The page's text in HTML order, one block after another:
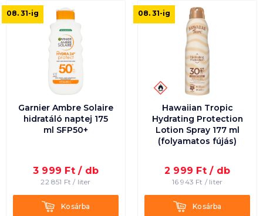
Garnier Ambre Solaire
hidratáló naptej 175
ml SFP50+
3 999 Ft / db
22 851 Ft / liter
KosárbaKosárba
08. 31-ig
Hawaiian Tropic
Hydrating Protection
Lotion Spray 177 ml
(folyamatos fújás)
2 999 Ft / db
16 943 Ft / liter
KosárbaKosárba
08. 31-ig